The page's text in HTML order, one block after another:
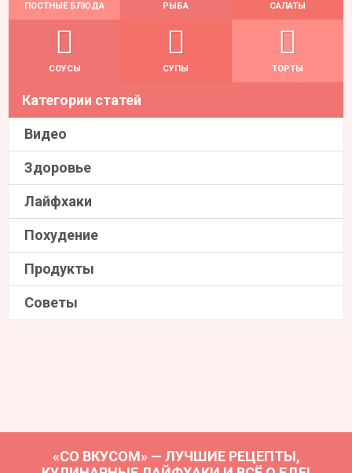
ПОСТНЫЕ БЛЮДА РЫБА САЛАТЫ
СОУСЫ СУПЫ ТОРТЫ
Категории статей
Видео
Здоровье
Лайфхаки
Похудение
Продукты
Советы
«СО ВКУСОМ» — ЛУЧШИЕ РЕЦЕПТЫ,